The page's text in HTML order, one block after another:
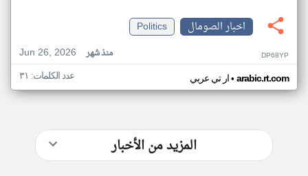
اخبار الصومال
Politics
Jun 26, 2026
منذ شهر DP68YP
ار تي عربي• arabic.rt.com عدد الكلمات: ٣١
المزيد من الأخبار